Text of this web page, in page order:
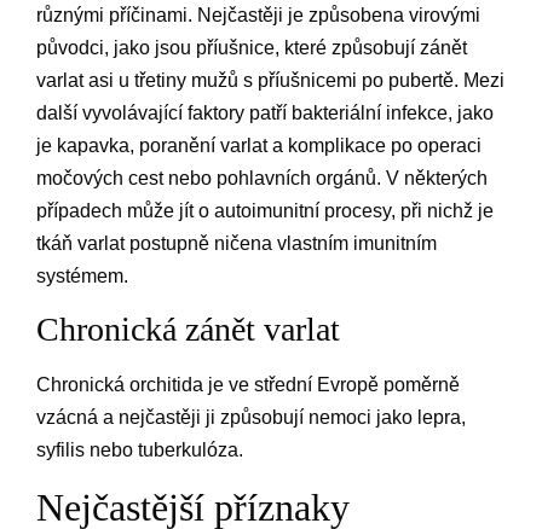
různými příčinami. Nejčastěji je způsobena virovými
původci, jako jsou příušnice, které způsobují zánět
varlat asi u třetiny mužů s příušnicemi po pubertě. Mezi
další vyvolávající faktory patří bakteriální infekce, jako
je kapavka, poranění varlat a komplikace po operaci
močových cest nebo pohlavních orgánů. V některých
případech může jít o autoimunitní procesy, při nichž je
tkáň varlat postupně ničena vlastním imunitním
systémem.
Chronická zánět varlat
Chronická orchitida je ve střední Evropě poměrně
vzácná a nejčastěji ji způsobují nemoci jako lepra,
syfilis nebo tuberkulóza.
Nejčastější příznaky